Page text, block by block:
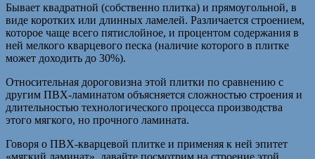
Бывает квадратной (собственно плитка) и прямоугольной, в
виде коротких или длинных ламелей. Различается строением,
которое чаще всего пятислойное, и процентом содержания в
ней мелкого кварцевого песка (наличие которого в плитке
может доходить до 30%).
Относительная дороговизна этой плитки по сравнению с
другим ПВХ-ламинатом объясняется сложностью строения и
длительностью технологического процесса производства
этого мягкого, но прочного ламината.
Говоря о ПВХ-кварцевой плитке и применяя к ней эпитет
«мягкий ламинат», давайте посмотрим на строение этой